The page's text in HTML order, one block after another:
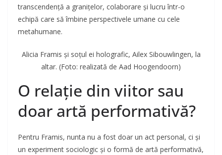
transcendență a granițelor, colaborare și lucru într-o
echipă care să îmbine perspectivele umane cu cele
metahumane.
Alicia Framis și soțul ei holografic, Ailex Sibouwlingen, la
altar. (Foto: realizată de Aad Hoogendoorn)
O relație din viitor sau
doar artă performativă?
Pentru Framis, nunta nu a fost doar un act personal, ci și
un experiment sociologic și o formă de artă performativă,